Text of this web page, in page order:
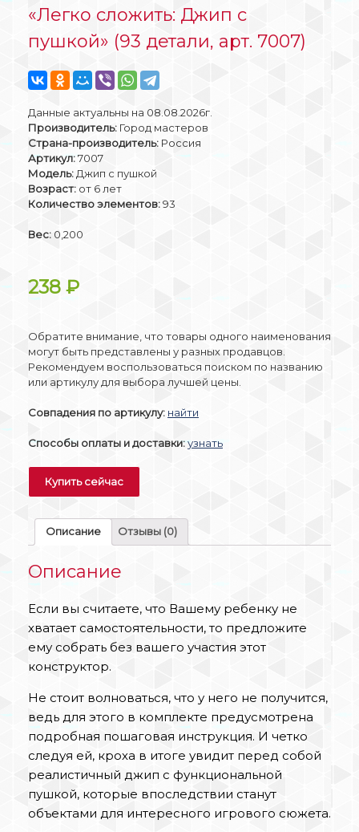
«Легко сложить: Джип с
пушкой» (93 детали, арт. 7007)
Данные актуальны на 08.08.2026г.
Производитель: Город мастеров
Страна-производитель: Россия
Артикул:7007
Модель: Джип с пушкой
Возраст: от 6 лет
Количество элементов:93
Вес: 0,200
238 ₽
Обратите внимание, что товары одного наименования
могут быть представлены у разных продавцов.
Рекомендуем воспользоваться поиском по названию
или артикулу для выбора лучшей цены.
Совпадения по артикулу: найти
Способы оплаты и доставки:узнать
Купить сейчас
Описание Отзывы (0)
Описание
Если вы считаете, что Вашему ребенку не
хватает самостоятельности, то предложите
ему собрать без вашего участия этот
конструктор.
Не стоит волноваться, что у него не получится,
ведь для этого в комплекте предусмотрена
подробная пошаговая инструкция. И четко
следуя ей, кроха в итоге увидит перед собой
реалистичный джип с функциональной
пушкой, которые впоследствии станут
объектами для интересного игрового сюжета.